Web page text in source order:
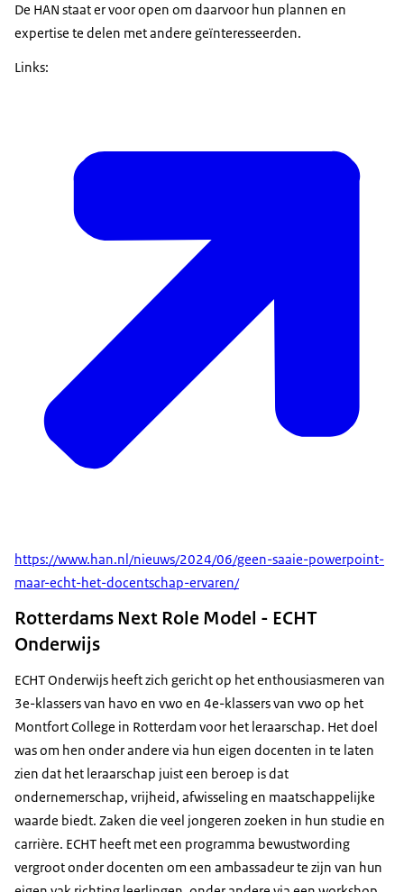
De HAN staat er voor open om daarvoor hun plannen en
expertise te delen met andere geïnteresseerden.
Links:
https://www.han.nl/nieuws/2024/06/geen-saaie-powerpoint-
maar-echt-het-docentschap-ervaren/
Rotterdams Next Role Model - ECHT
Onderwijs
ECHT Onderwijs heeft zich gericht op het enthousiasmeren van
3e-klassers van havo en vwo en 4e-klassers van vwo op het
Montfort College in Rotterdam voor het leraarschap. Het doel
was om hen onder andere via hun eigen docenten in te laten
zien dat het leraarschap juist een beroep is dat
ondernemerschap, vrijheid, afwisseling en maatschappelijke
waarde biedt. Zaken die veel jongeren zoeken in hun studie en
carrière. ECHT heeft met een programma bewustwording
vergroot onder docenten om een ambassadeur te zijn van hun